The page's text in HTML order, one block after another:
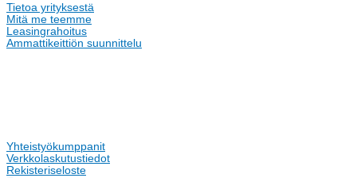
Tietoa yrityksestä
Mitä me teemme
Leasingrahoitus
Ammattikeittiön suunnittelu
Yhteistyökumppanit
Verkkolaskutustiedot
Rekisteriseloste